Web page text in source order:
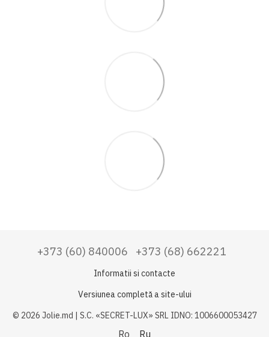
+373 (60) 840006 +373 (68) 662221
Informatii si contacte
Versiunea completă a site-ului
© 2026 Jolie.md | S.C. «SECRET-LUX» SRL IDNO: 1006600053427
Ro Ru